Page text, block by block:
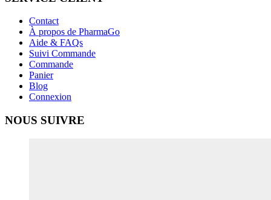
Contact
À propos de PharmaGo
Aide & FAQs
Suivi Commande
Commande
Panier
Blog
Connexion
NOUS SUIVRE